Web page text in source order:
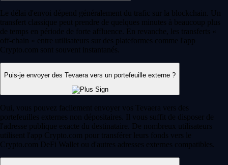
Le délai d'envoi dépend généralement du trafic sur la blockchain. Un
transfert classique peut prendre de quelques minutes à beaucoup plus
de temps en période de forte affluence. En revanche, les transferts «
off-chain » entre utilisateurs sur des plateformes comme l'app
Crypto.com sont souvent instantanés.
Puis-je envoyer des Tevaera vers un portefeuille externe ?
Oui, vous pouvez facilement envoyer vos Tevaera vers des
portefeuilles externes non dépositaires. Il vous suffit de disposer de
l'adresse publique exacte du destinataire. De nombreux utilisateurs
utilisent l'app Crypto.com pour transférer leurs fonds vers le
Crypto.com DeFi Wallet ou d'autres adresses externes compatibles.